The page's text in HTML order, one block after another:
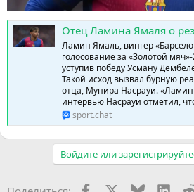
Отец Ламина Ямаля о результатах Ballon d’Or: «Что-то странное произошло» » SPORTCHAT - Новости
Ламин Ямаль, вингер
голосование за «Золотой
уступив победу Усману
Такой исход вызвал бурную
отца, Мунира Насрауи.
интервью Насрауи отметил,
sport.chat
Войдите или
FacebookX (Twitter)
Bluesky